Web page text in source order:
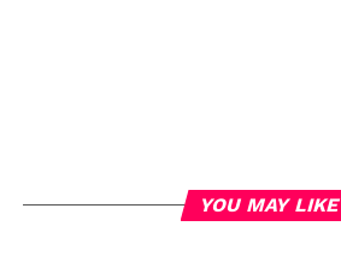
YOU MAY LIKE